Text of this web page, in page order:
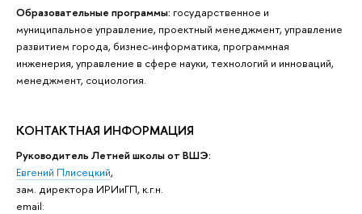
Образовательные программы: государственное и
муниципальное управление, проектный менеджмент, управление
развитием города, бизнес-информатика, программная
инженерия, управление в сфере науки, технологий и инноваций,
менеджмент, социология.
КОНТАКТНАЯ ИНФОРМАЦИЯ
Руководитель Летней школы от ВШЭ:
Евгений Плисецкий,
зам. директора ИРИиГП, к.г.н.
email: